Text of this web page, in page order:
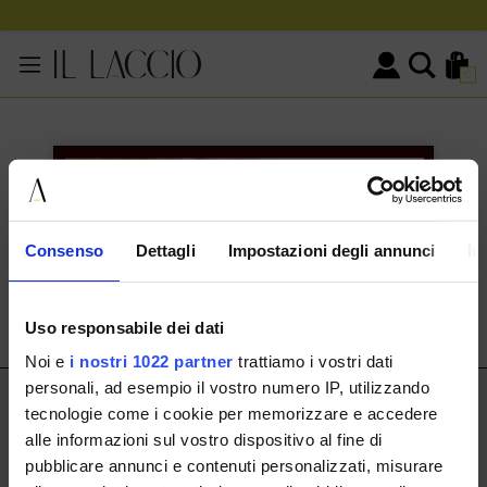
Consenso Dettagli Impostazioni degli annunci
Uso responsabile dei dati
Noi e i nostri 1022 partner trattiamo i vostri dati
personali, ad esempio il vostro numero IP, utilizzando
tecnologie come i cookie per memorizzare e accedere
alle informazioni sul vostro dispositivo al fine di
pubblicare annunci e contenuti personalizzati, misurare
0
KONTAKTINFORMATIONEN
Via Cassala 20 25126 Brescia
+393291008001
IL LACCIO
IL LACCIO